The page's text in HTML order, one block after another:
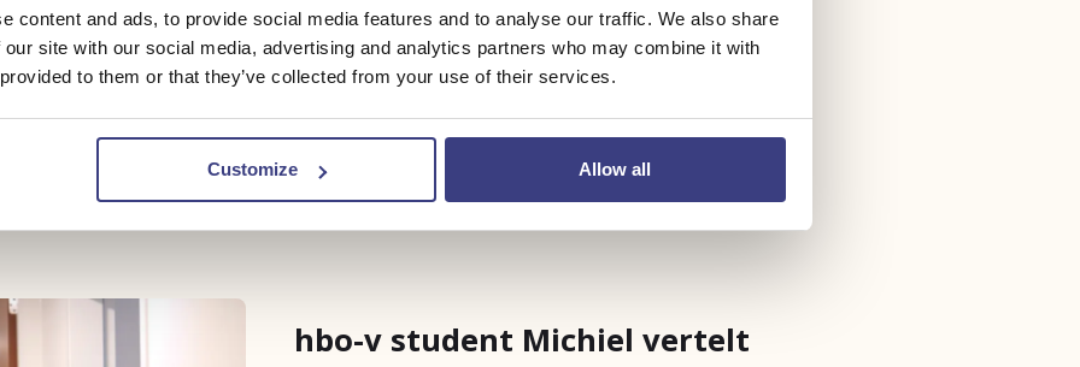
content and ads, to provide social media features and to analyse our traffic. We also share
site with our social media, advertising and analytics partners who may combine it with
to them or that they’ve collected from your use of their services.
Customize Allow all
Zo leer je de afdeling en de werkwijze
kan je deze opleiding starten vanaf je
tot verpleegkundige niveau 6 volgens het
of nursing 2020’. Je hebt één vaste lesdag
van de tijd ben je aan het werk en leer je in
je afdeling. Tijdens de opleiding loop je 2
twee keer per jaar: in september en in
BIG-registratie en het liefst werkervaring in
al een mbo-verpleegkundig diploma (niveau
voor gemiddeld 32-36 uur per week.
naar school gaat).
hbo-v student Michiel vertelt